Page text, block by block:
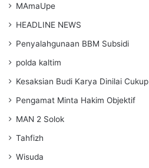
MAmaUpe
HEADLINE NEWS
Penyalahgunaan BBM Subsidi
polda kaltim
Kesaksian Budi Karya Dinilai Cukup
Pengamat Minta Hakim Objektif
MAN 2 Solok
Tahfizh
Wisuda